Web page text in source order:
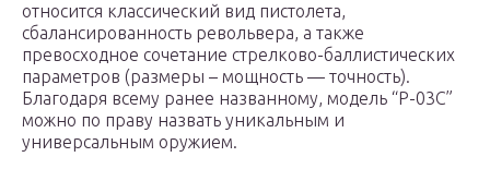
относится классический вид пистолета,
сбалансированность револьвера, а также
превосходное сочетание стрелково-баллистических
параметров (размеры – мощность — точность).
Благодаря всему ранее названному, модель “P-03C”
можно по праву назвать уникальным и
универсальным оружием.